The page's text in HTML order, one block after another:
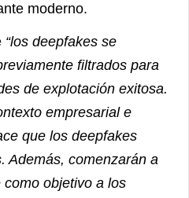
moderno.
“los deepfakes se
filtrados para
de explotación exitosa.
empresarial e
que los deepfakes
Además, comenzarán a
objetivo a los